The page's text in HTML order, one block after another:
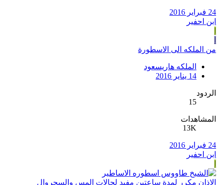
24 فبراير 2016
ابن احفير
من الملكه الى الاسطورة
الملكه هاريسعود
14 يناير 2016
الردود
15
المشاهدات
13K
24 فبراير 2016
ابن احفير
الاذان مكرر لمدة ساعتين مفيد لحالات المس والسحروال